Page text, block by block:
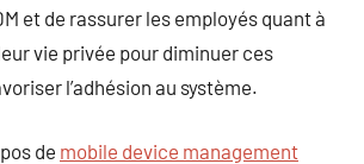
et de rassurer les employés quant à
vie privée pour diminuer ces
l’adhésion au système.
de mobile device management